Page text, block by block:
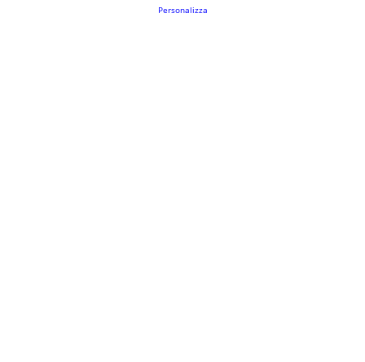
Senior
Personalizza